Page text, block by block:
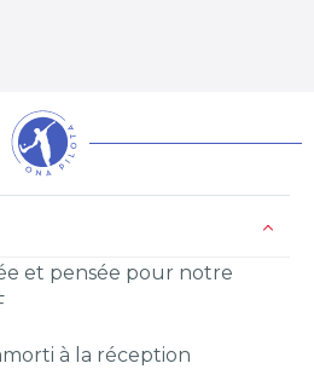
et pensée pour notre
à la réception